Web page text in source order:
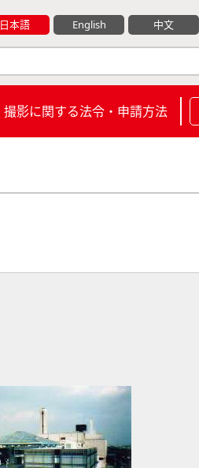
日本語 English 中文
撮影に関する法令・申請方法